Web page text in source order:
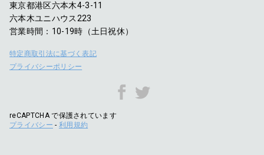
東京都港区六本木4-3-11
六本木ユニハウス223
営業時間：10-19時（土日祝休）
特定商取引法に基づく表記
プライバシーポリシー
reCAPTCHA で保護されています
プライバシー - 利用規約